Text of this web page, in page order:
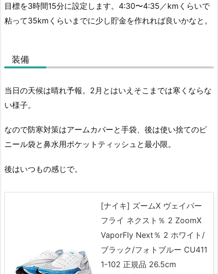
目標を3時間15分に設定します。4:30〜4:35／kmくらいで
粘って35kmくらいまでに少し貯金を作れれば良いかなと。
装備
当日の天候は晴れ予報。2月とはいえそこまでは寒くならな
い様子。
なので防寒対策はアームカバーと手袋、後は使い捨てのビ
ニール袋と鼻水用ポケットティッシュと最小限。
後はいつもの感じで。
[ナイキ] ズームX ヴェイパー
フライ ネクスト％ 2 ZoomX
VaporFly Next％ 2 ホワイト/
ブラック/フォトブルー CU411
1-102 正規品 26.5cm